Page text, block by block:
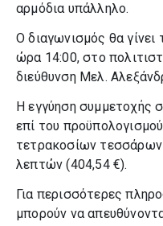
αρμόδια υπάλληλο.
Ο διαγωνισμός θα
ώρα 14:00, στο
διεύθυνση Μελ.
Η εγγύηση συμμετοχής
επί του
τετρακοσίων
λεπτών (404,54 €).
Για περισσότερες
μπορούν να